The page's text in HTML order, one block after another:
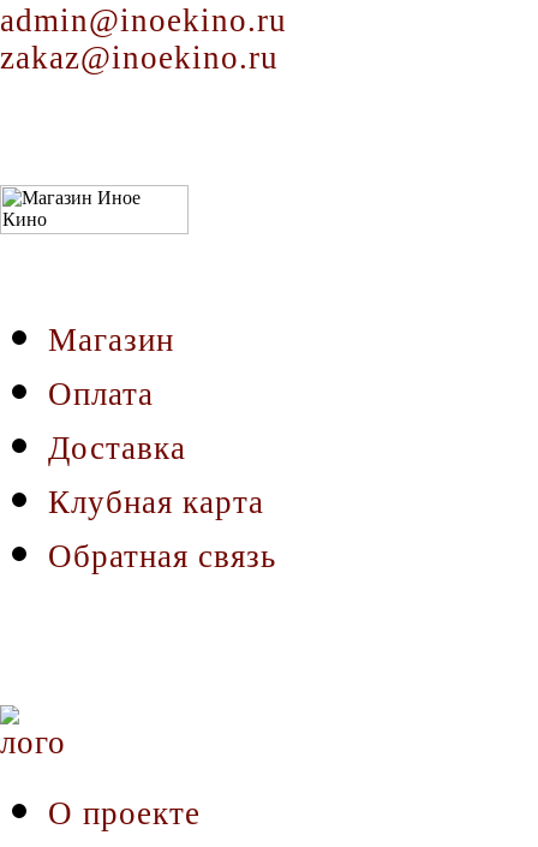
admin@inoekino.ru
zakaz@inoekino.ru
Магазин
Оплата
Доставка
Клубная карта
Обратная связь
О проекте